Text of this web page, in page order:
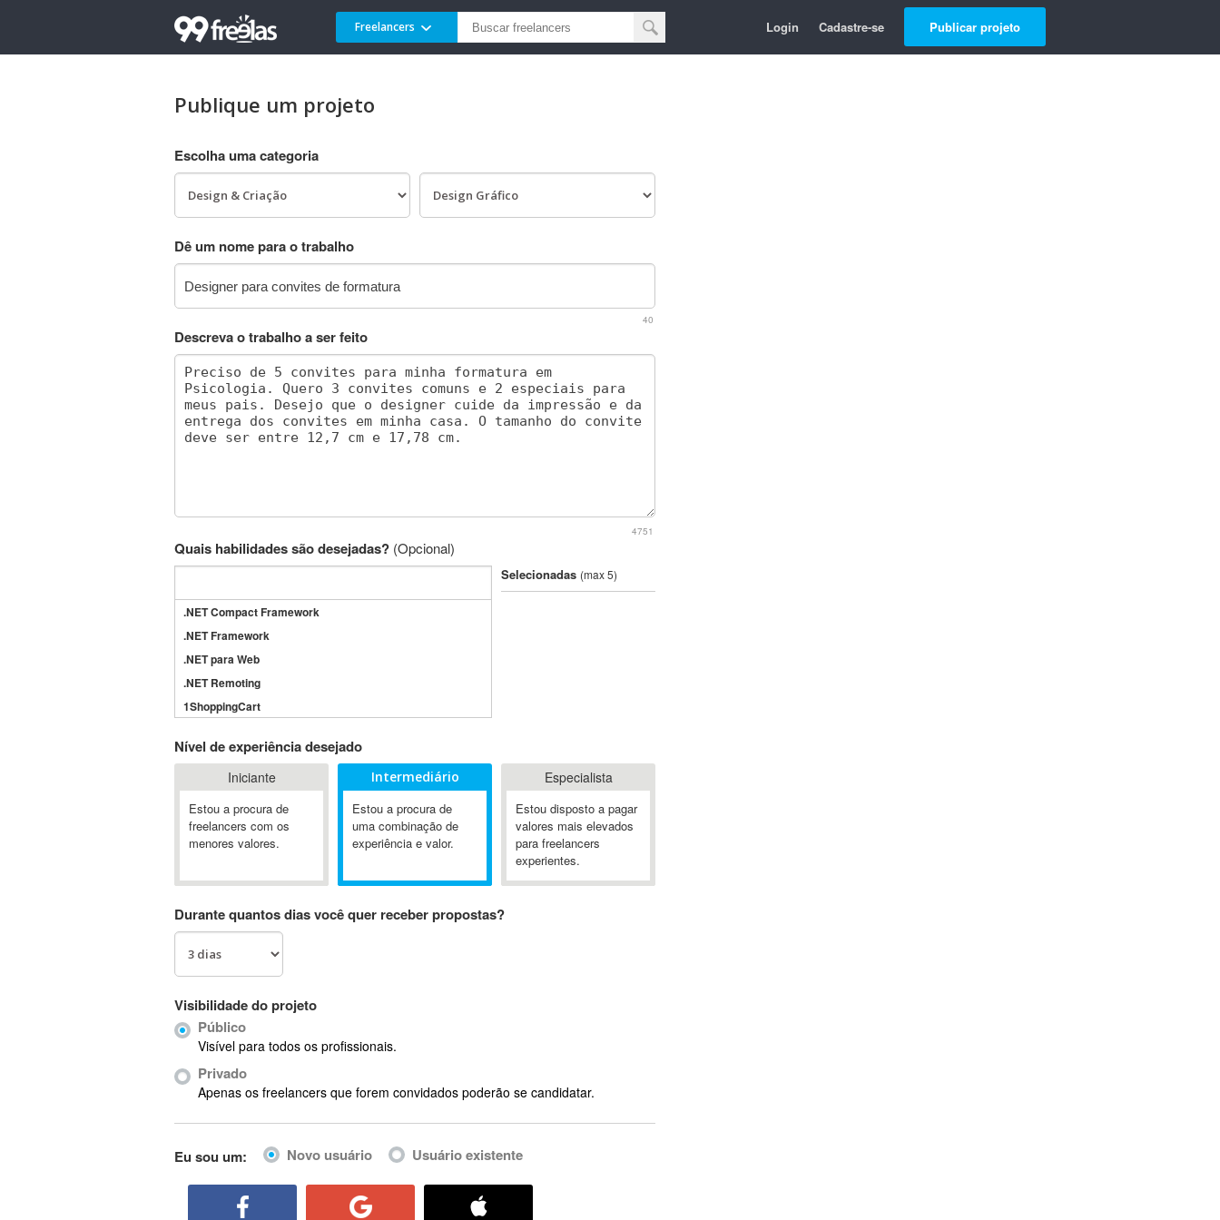
Freelancers Login Cadastre-se Publicar projeto
Publique um projeto
Escolha uma categoria
Dê um nome para o trabalho
40
Descreva o trabalho a ser feito
4751
Quais habilidades são desejadas? (Opcional)
.NET Compact Framework
.NET Framework
.NET para Web
.NET Remoting
1ShoppingCart
3GSM
4D Dimension
802.11
A&P
A-GPS
Ab Initio
ABIS
AbleCommerce
Ableton Live
Abstract Window Toolkit (AWT)
Selecionadas (max 5)
Nível de experiência desejado
Iniciante
Estou a procura de
freelancers com os
menores valores.
Intermediário
Estou a procura de
uma combinação de
experiência e valor.
Especialista
Estou disposto a pagar
valores mais elevados
para freelancers
experientes.
Durante quantos dias você quer receber propostas?
Visibilidade do projeto
Público
Visível para todos os profissionais.
Privado
Apenas os freelancers que forem convidados poderão se candidatar.
Eu sou um: Novo usuário Usuário existente